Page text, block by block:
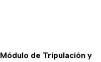
Módulo de Tripulación y